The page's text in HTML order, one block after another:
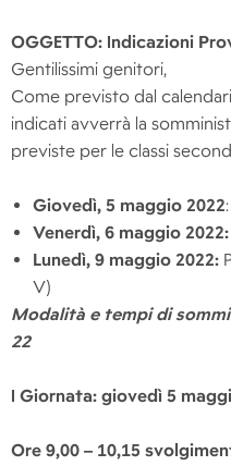
OGGETTO: Indicazioni
Gentilissimi genitori,
Come previsto dal
indicati avverrà la
previste per le classi
Giovedì, 5 maggio 2022
Venerdì, 6 maggio 2022:
Lunedì, 9 maggio 2022:
V)
Modalità e tempi di
22
I Giornata: giovedì 5
Ore 9,00 – 10,15